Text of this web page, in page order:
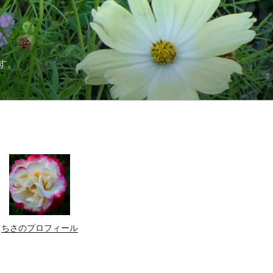
。
ちさのプロフィール